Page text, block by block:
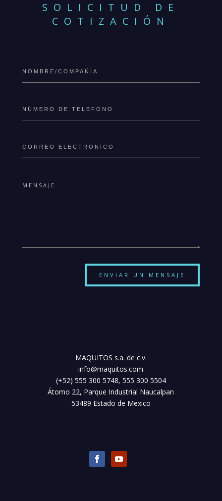
SOLICITUD DE
COTIZACIÓN
ENVIAR UN MENSAJE
MAQUITOS s.a. de c.v.
info@maquitos.com
(+52) 555 300 5748, 555 300 5504
Átomo 22, Parque Industrial Naucalpan
53489 Estado de Mexico